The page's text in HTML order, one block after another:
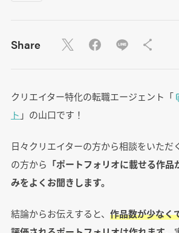
Share
クリエイター特化の転職エージェント「
ト 」の山口です！
日々クリエイターの方から相談をいただ
の方から 「ポートフォリオに載せる作
みをよくお聞きします。
結論からお伝えすると、 作品数が少なく